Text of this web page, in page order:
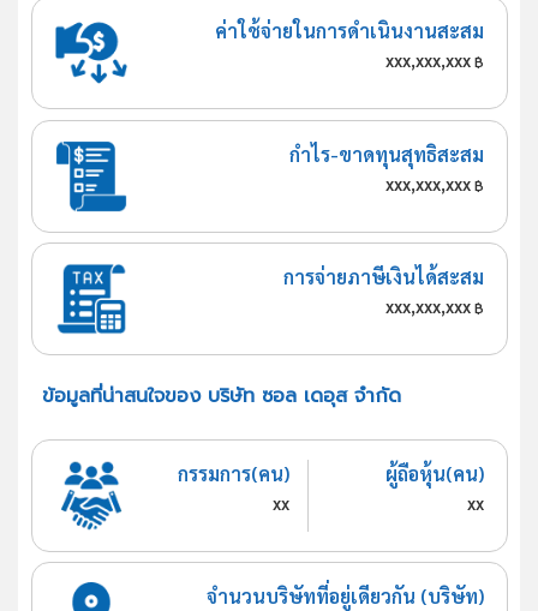
ค่าใช้จ่ายในการดำเนินงานสะสม
xxx,xxx,xxx฿
กำไร-ขาดทุนสุทธิสะสม
xxx,xxx,xxx฿
การจ่ายภาษีเงินได้สะสม
xxx,xxx,xxx฿
ข้อมูลที่น่าสนใจของ บริษัท ซอล เดอุส จำกัด
กรรมการ(คน)
xx
ผู้ถือหุ้น(คน)
xx
จำนวนบริษัทที่อยู่เดียวกัน (บริษัท)